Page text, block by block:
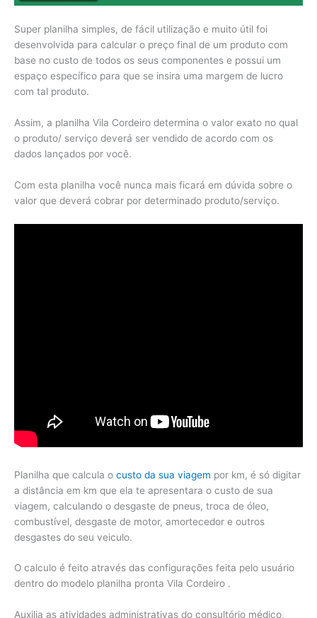
Super planilha simples, de fácil utilização e muito útil foi
desenvolvida para calcular o preço final de um produto com
base no custo de todos os seus componentes e possui um
espaço específico para que se insira uma margem de lucro
com tal produto.
Assim, a planilha Vila Cordeiro determina o valor exato no qual
o produto/ serviço deverá ser vendido de acordo com os
dados lançados por você.
Com esta planilha você nunca mais ficará em dúvida sobre o
valor que deverá cobrar por determinado produto/serviço.
Planilha que calcula o custo da sua viagem por km, é só digitar
a distância em km que ela te apresentara o custo de sua
viagem, calculando o desgaste de pneus, troca de óleo,
combustível, desgaste de motor, amortecedor e outros
desgastes do seu veiculo.
O calculo é feito através das configurações feita pelo usuário
dentro do modelo planilha pronta Vila Cordeiro .
Auxilia as atividades administrativas do consultório médico,